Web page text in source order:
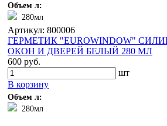
Объем л:
280мл
Артикул: 800006
ГЕРМЕТИК "EUROWINDOW"
ОКОН И ДВЕРЕЙ БЕЛЫЙ 280 МЛ
600 руб.
шт
В корзину
Объем л:
280мл